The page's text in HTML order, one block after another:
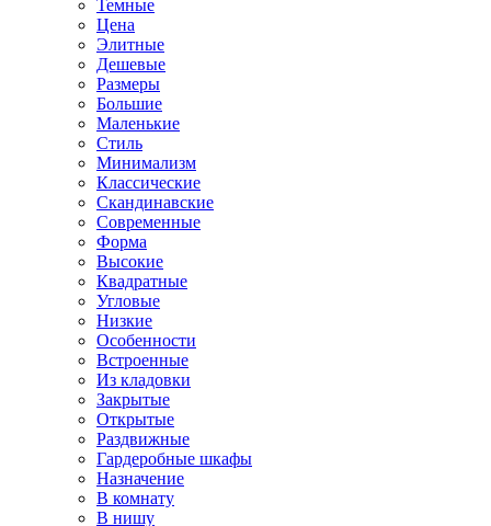
Темные
Цена
Элитные
Дешевые
Размеры
Большие
Маленькие
Стиль
Минимализм
Классические
Скандинавские
Современные
Форма
Высокие
Квадратные
Угловые
Низкие
Особенности
Встроенные
Из кладовки
Закрытые
Открытые
Раздвижные
Гардеробные шкафы
Назначение
В комнату
В нишу